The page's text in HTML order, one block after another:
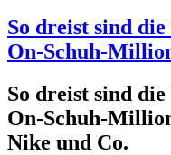
So dreist sind
On-Schuh-
So dreist sind
On-Schuh-
Nike und Co.